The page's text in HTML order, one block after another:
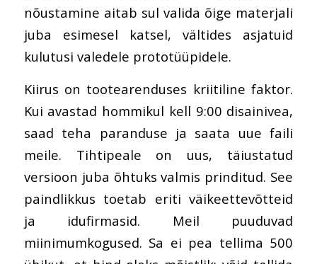
nõustamine aitab sul valida õige materjali
juba esimesel katsel, vältides asjatuid
kulutusi valedele prototüüpidele.
Kiirus on tootearenduses kriitiline faktor.
Kui avastad hommikul kell 9:00 disainivea,
saad teha paranduse ja saata uue faili
meile. Tihtipeale on uus, täiustatud
versioon juba õhtuks valmis prinditud. See
paindlikkus toetab eriti väikeettevõtteid
ja idufirmasid. Meil puuduvad
miinimumkogused. Sa ei pea tellima 500